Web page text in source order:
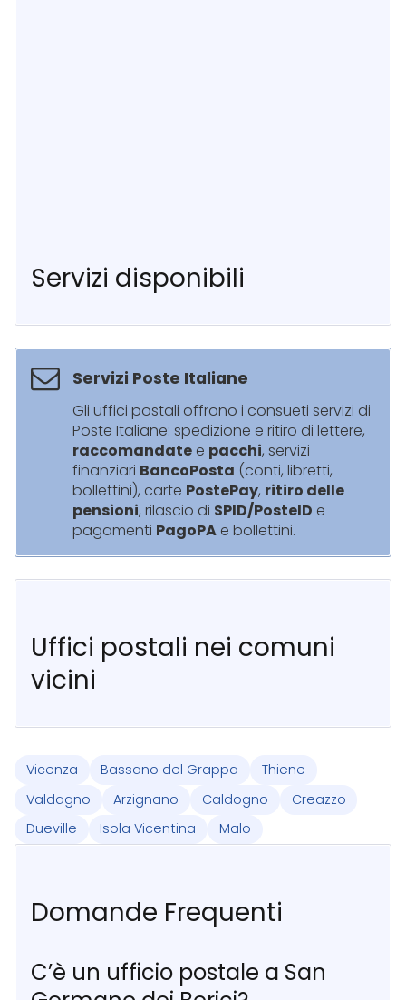
Servizi disponibili
Servizi Poste Italiane
Gli uffici postali offrono i consueti servizi di
Poste Italiane: spedizione e ritiro di lettere,
raccomandate e pacchi, servizi
finanziari BancoPosta (conti, libretti,
bollettini), carte PostePay, ritiro delle
pensioni, rilascio di SPID/PosteID e
pagamenti PagoPA e bollettini.
Uffici postali nei comuni
vicini
Vicenza Bassano del Grappa
Thiene
Valdagno
Arzignano Caldogno
Creazzo
Dueville
Isola Vicentina Malo
Domande Frequenti
C’è un ufficio postale a San